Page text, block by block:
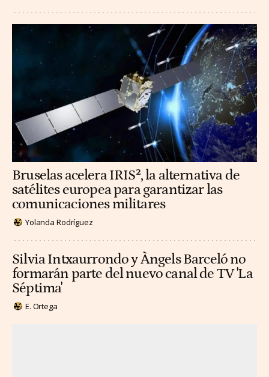
Bruselas acelera IRIS², la alternativa de
satélites europea para garantizar las
comunicaciones militares
Yolanda Rodríguez
Silvia Intxaurrondo y Àngels Barceló no
formarán parte del nuevo canal de TV 'La
Séptima'
E. Ortega